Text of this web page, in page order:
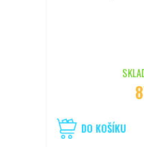
DO KOŠÍKU